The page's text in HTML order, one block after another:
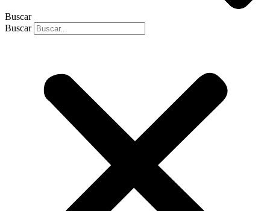
Buscar
Buscar